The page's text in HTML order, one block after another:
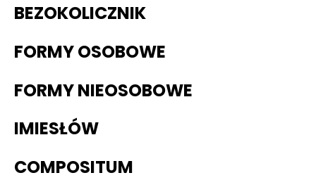
BEZOKOLICZNIK
FORMY OSOBOWE
FORMY NIEOSOBOWE
IMIESŁÓW
COMPOSITUM